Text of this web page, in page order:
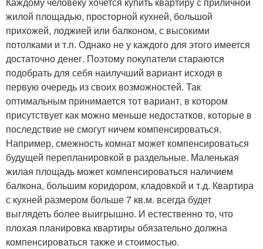
жилой площадью, просторной кухней, большой
прихожей, лоджией или балконом, с высокими
потолками и т.п. Однако не у каждого для этого имеется
достаточно денег. Поэтому покупатели стараются
подобрать для себя наилучший вариант исходя в
первую очередь из своих возможностей. Так
оптимальным принимается тот вариант, в котором
присутствует как можно меньше недостатков, которые в
последствие не смогут ничем компенсироваться.
Например, смежность комнат может компенсироваться
будущей перепланировкой в раздельные. Маленькая
жилая площадь может компенсироваться наличием
балкона, большим коридором, кладовкой и т.д. Квартира
с кухней размером больше 7 кв.м. всегда будет
выглядеть более выигрышно. И естественно то, что
плохая планировка квартиры обязательно должна
компенсироваться также и стоимостью.